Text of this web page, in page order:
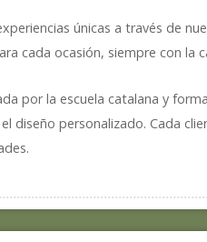
únicas a través de
cada ocasión, siempre con la
por la escuela catalana y
diseño personalizado. Cada